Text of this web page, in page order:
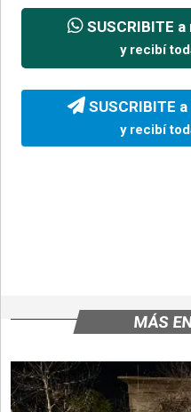
SUSCRIBITE
y recibí
SUSCRIBITE
y recibí
MÁS